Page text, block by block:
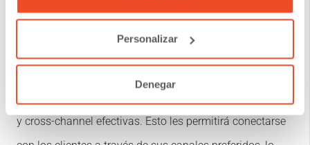
Personalizar
Denegar
siendo competitivas.
Al centrarse en la información de contacto precisa, las
y cross-channel efectivas. Esto les permitirá conectarse